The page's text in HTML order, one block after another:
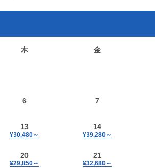
木 金
6 7
13
¥30,480～
14
¥39,280～
20
¥29,850～
21
¥32,680～